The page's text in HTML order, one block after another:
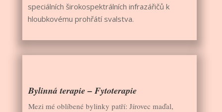
speciálních širokospektrálních infrazářičů k
hloubkovému prohřátí svalstva.
Bylinná terapie – Fytoterapie
Mezi mé oblíbené bylinky patří: Jírovec maďal,